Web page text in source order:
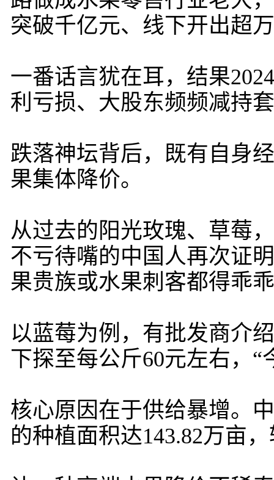
突破千亿元、线下开出超
一番话言犹在耳，结果
利亏损、大股东频频减
跌落神坛背后，既有自身
果集体降价。
从过去的阳光玫瑰、草莓
不亏待嘴的中国人再次证
果贵族或水果刺客都得乖
以蓝莓为例，有批发商介
下探至每公斤60元左右，
核心原因在于供给暴增。
的种植面积达143.82万亩